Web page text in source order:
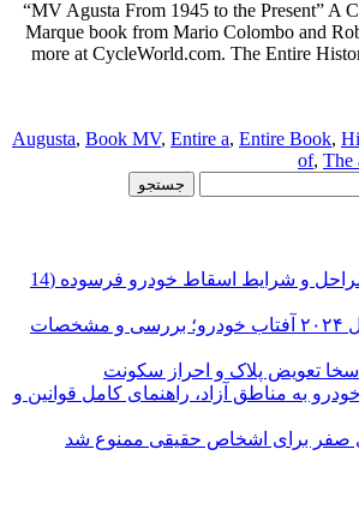
“MV Agusta From 1945 to the Present” A
Marque book from Mario Colombo and
more at CycleWorld.com. The Entire
Augusta, Book MV, Entire a, Entire Book,
of, The
راهنمای کامل مراحل و شرایط اسقاط خودرو فرسوده (14
مزدا CX-30 مدل ۲۰۲۴ آفتاب خودرو؛ بررسی و مشخصات
سخا تعویض پلاک و احراز سکونت
به مناطق آزاد، راهنمای کامل قوانین و
صفر برای اشخاص حقیقی ممنوع شد